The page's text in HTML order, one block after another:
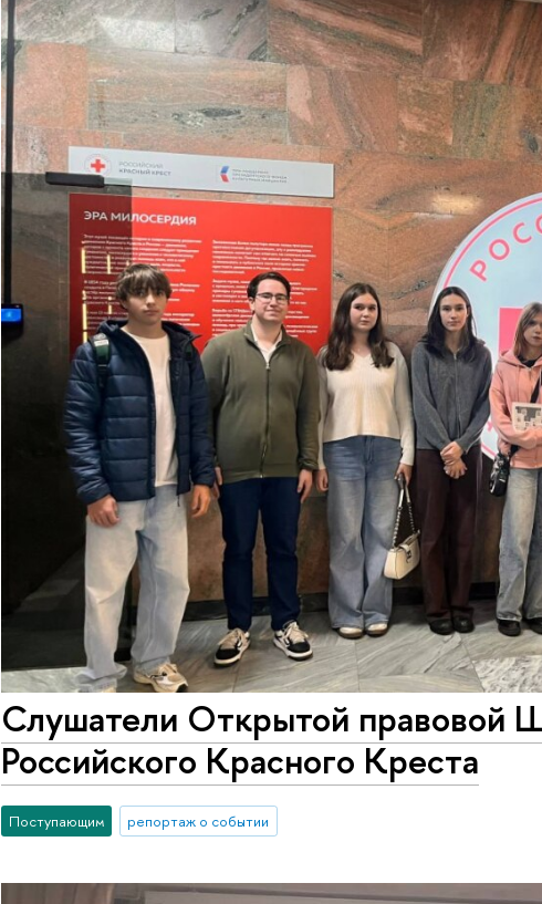
Слушатели Открытой правовой
Российского Красного Креста
Поступающим репортаж о событии